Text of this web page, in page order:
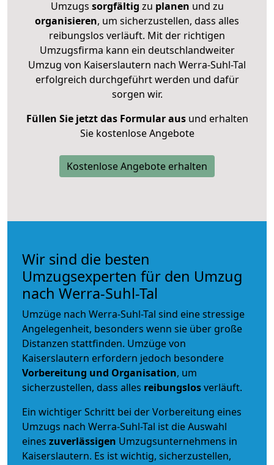
Umzugs sorgfältig zu planen und zu
organisieren, um sicherzustellen, dass alles
reibungslos verläuft. Mit der richtigen
Umzugsfirma kann ein deutschlandweiter
Umzug von Kaiserslautern nach Werra-Suhl-Tal
erfolgreich durchgeführt werden und dafür
sorgen wir.
Füllen Sie jetzt das Formular ausund erhalten
Sie kostenlose Angebote
Kostenlose Angebote erhalten
Wir sind die besten
Umzugsexperten für den Umzug
nach Werra-Suhl-Tal
Umzüge nach Werra-Suhl-Tal sind eine stressige
Angelegenheit, besonders wenn sie über große
Distanzen stattfinden. Umzüge von
Kaiserslautern erfordern jedoch besondere
Vorbereitung und Organisation, um
sicherzustellen, dass alles reibungslosverläuft.
Ein wichtiger Schritt bei der Vorbereitung eines
Umzugs nach Werra-Suhl-Tal ist die Auswahl
eines zuverlässigen Umzugsunternehmens in
Kaiserslautern. Es ist wichtig, sicherzustellen,